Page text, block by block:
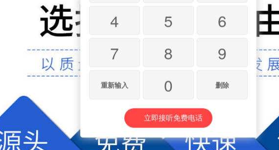
4
5
6
7
8 9
重新输入 0 删除
立即接听免费电话